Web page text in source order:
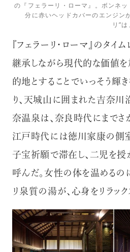
の『フェラーリ・ローマ』。ボンネ
分に赤いヘッドカバーのエンジン
リ”
『フェラーリ・ローマ』のタイ
継承しながら現代的な価値
的地とすることでいっそう輝
り、天城山に囲まれた吉奈
奈温泉は、奈良時代にまでさ
江戸時代には徳川家康の側
子宝祈願で滞在し、二児を授
呼んだ。女性の体を温めるの
リ泉質の湯が、心身をリラック